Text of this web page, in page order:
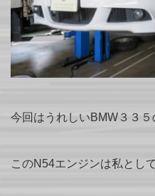
今回はうれしいBMW３３５
このN54エンジンは私とし